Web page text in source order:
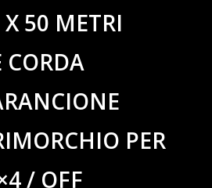
50 METRI
PER
/ OFF